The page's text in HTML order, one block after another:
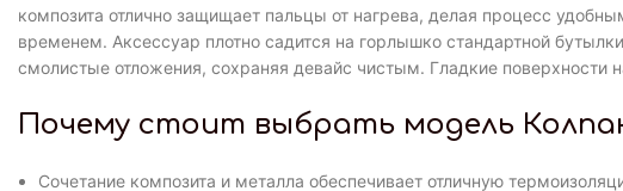
композита отлично защищает пальцы от нагрева, делая процесс
временем. Аксессуар плотно садится на горлышко стандартной
смолистые отложения, сохраняя девайс чистым. Гладкие
Почему стоит выбрать модель
Сочетание композита и металла обеспечивает отличную